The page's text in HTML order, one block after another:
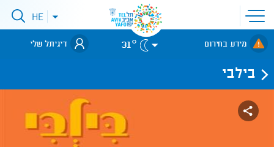
פתיחת
תפריט
אתר
לאתר עיריית
תל-אביב
פתיחתHE
מידע בחירום 31° דיגיתל שלי
בילבי